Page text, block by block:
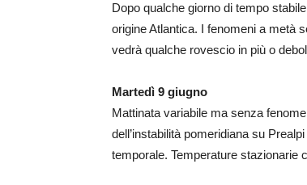
Dopo qualche giorno di tempo
origine Atlantica. I fenomeni a metà
vedrà qualche rovescio in più o
Martedì 9 giugno
Mattinata variabile ma senza
dell’instabilità pomeridiana su
temporale. Temperature stazionarie